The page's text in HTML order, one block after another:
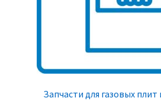
Запчасти для газовых плит